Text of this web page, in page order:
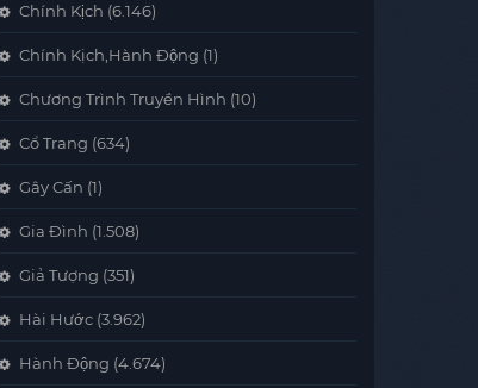
Chính Kịch (6.146)
Chính Kịch,Hành Động (1)
Chương Trình Truyền Hình (10)
Cổ Trang (634)
Gây Cấn (1)
Gia Đình (1.508)
Giả Tượng (351)
Hài Hước (3.962)
Hành Động (4.674)